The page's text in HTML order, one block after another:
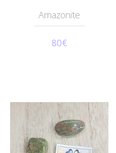
Amazonite
80€